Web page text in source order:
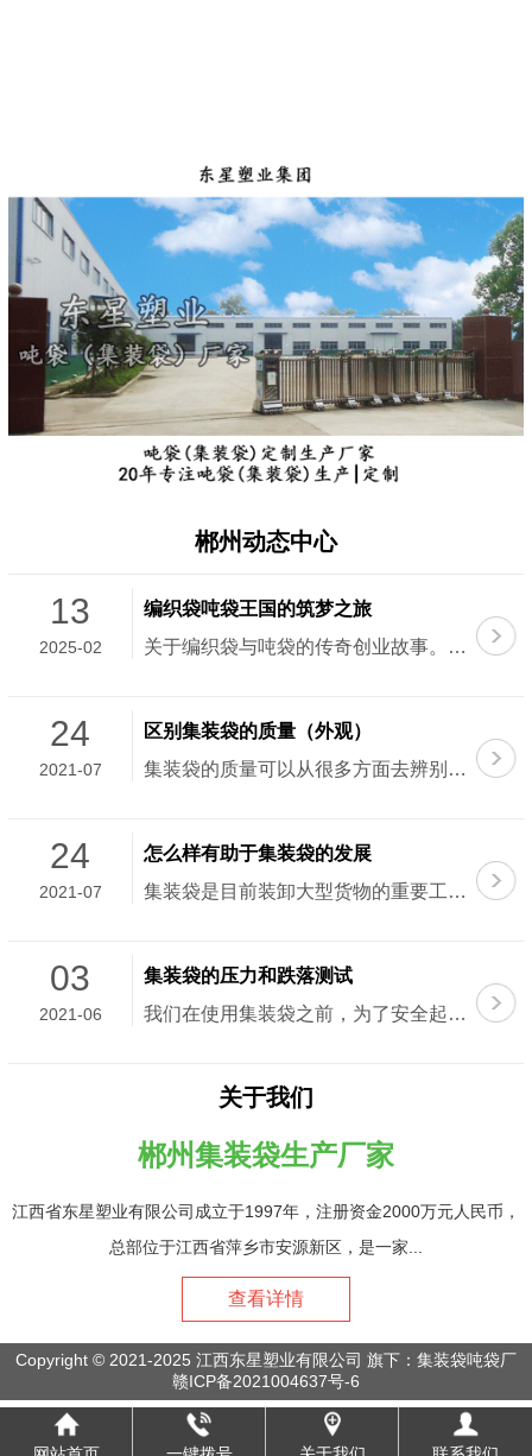
郴州动态中心
13
2025-02
编织袋吨袋王国的筑梦之旅
关于编织袋与吨袋的传奇创业故事。这个故事...
24
2021-07
区别集装袋的质量（外观）
集装袋的质量可以从很多方面去辨别，其中一...
24
2021-07
怎么样有助于集装袋的发展
集装袋是目前装卸大型货物的重要工具，发挥...
03
2021-06
集装袋的压力和跌落测试
我们在使用集装袋之前，为了安全起见，一定...
关于我们
郴州集装袋生产厂家
江西省东星塑业有限公司成立于1997年，注册资金2000万元人民币，
总部位于江西省萍乡市安源新区，是一家...
查看详情
Copyright © 2021-2025 江西东星塑业有限公司 旗下：集装袋吨袋厂
赣ICP备2021004637号-6